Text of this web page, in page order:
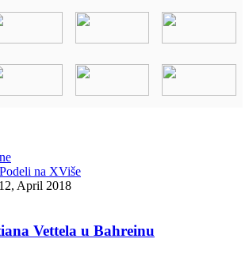
Podeli na XViše
12, April 2018
Vettela u Bahreinu